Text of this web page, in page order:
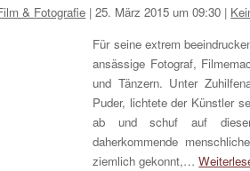
& Fotografie |25. März 2015 um 09:30 |
Für seine extrem
ansässige Fotograf,
und Tänzern. Unter
Puder, lichtete der Künstler
ab und schuf auf
daherkommende
ziemlich gekonnt,…